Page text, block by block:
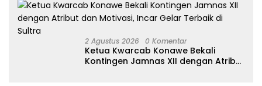
2 Agustus 2026 0 Komentar
Ketua Kwarcab Konawe Bekali
Kontingen Jamnas XII dengan Atribut